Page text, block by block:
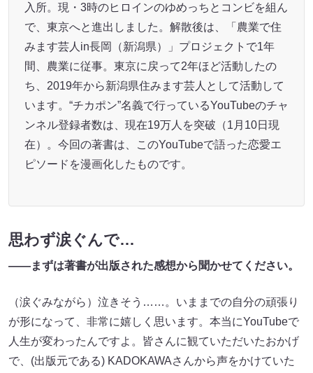
入所。現・3時のヒロインのゆめっちとコンビを組ん
で、東京へと進出しました。解散後は、「農業で住
みます芸人in長岡（新潟県）」プロジェクトで1年
間、農業に従事。東京に戻って2年ほど活動したの
ち、2019年から新潟県住みます芸人として活動して
います。“チカポン”名義で行っているYouTubeのチャ
ンネル登録者数は、現在19万人を突破（1月10日現
在）。今回の著書は、このYouTubeで語った恋愛エ
ピソードを漫画化したものです。
思わず涙ぐんで…
――まずは著書が出版された感想から聞かせてください。
（涙ぐみながら）泣きそう……。いままでの自分の頑張り
が形になって、非常に嬉しく思います。本当にYouTubeで
人生が変わったんですよ。皆さんに観ていただいたおかげ
で、(出版元である) KADOKAWAさんから声をかけていた